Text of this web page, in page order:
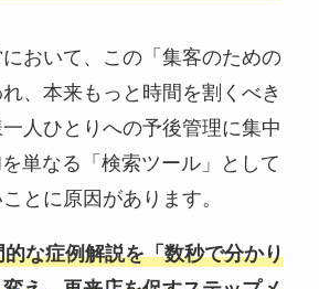
おいて、この「集客のための
、本来もっと時間を割くべき
人ひとりへの予後管理に集中
単なる「検索ツール」として
とに原因があります。
的な症例解説を「数秒で分かり